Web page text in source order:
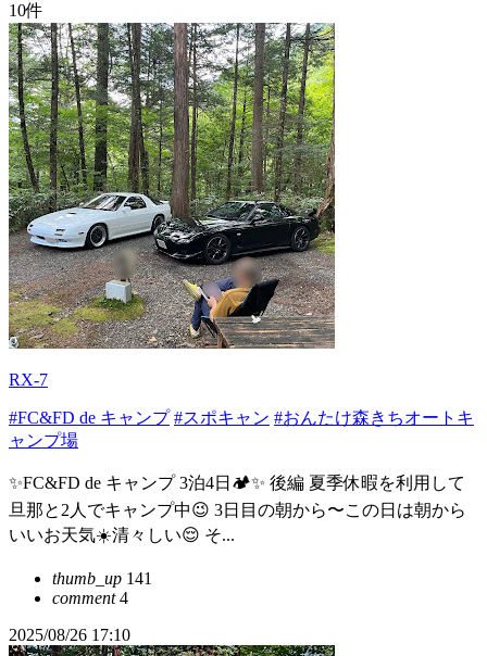
10件
RX-7
#FC&FD de キャンプ #スポキャン #おんたけ森きちオートキ
ャンプ場
✨FC&FD de キャンプ 3泊4日🏕️✨ 後編 夏季休暇を利用して
旦那と2人でキャンプ中😉 3日目の朝から〜この日は朝から
いいお天気☀️清々しい😌 そ...
thumb_up 141
comment4
2025/08/26 17:10